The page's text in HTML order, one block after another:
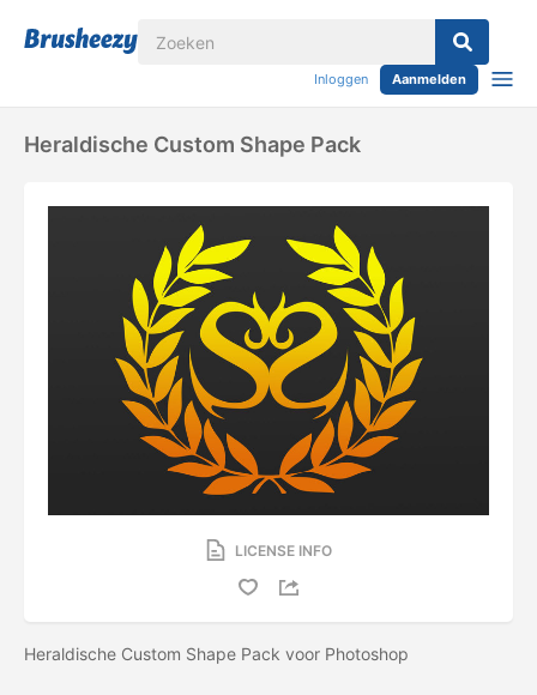
Inloggen Aanmelden
Heraldische Custom Shape Pack
LICENSE INFO
Heraldische Custom Shape Pack voor Photoshop